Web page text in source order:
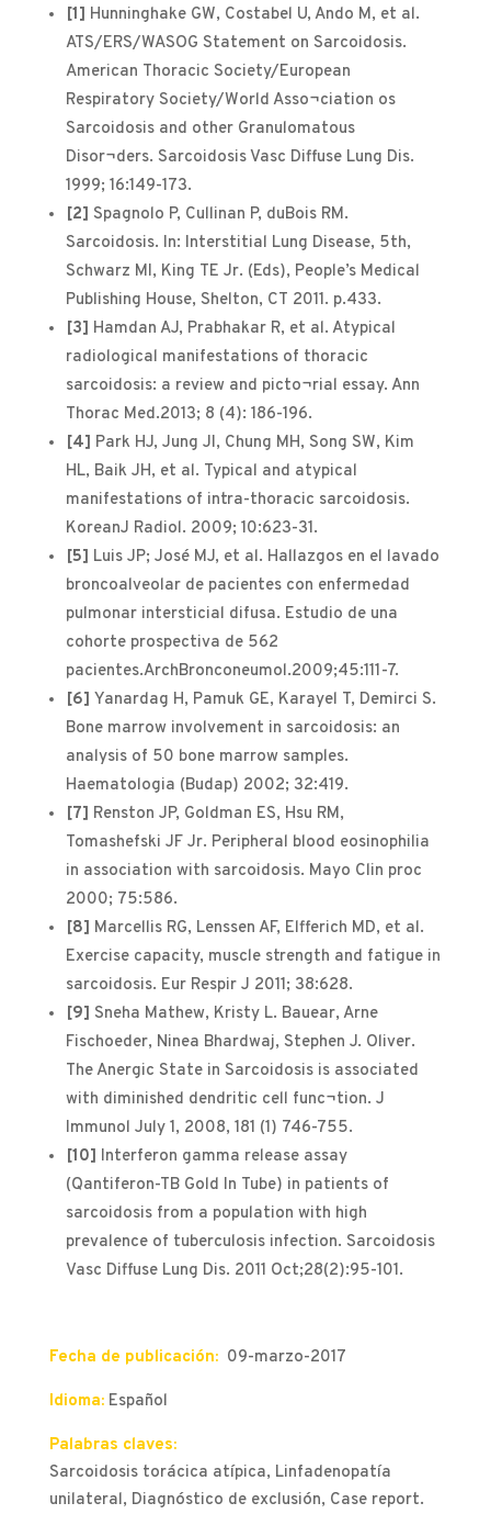
[1] Hunninghake GW, Costabel U, Ando M, et al.
ATS/ERS/WASOG Statement on Sarcoidosis.
American Thoracic Society/European
Respiratory Society/World Asso¬ciation os
Sarcoidosis and other Granulomatous
Disor¬ders. Sarcoidosis Vasc Diffuse Lung Dis.
1999; 16:149-173.
[2] Spagnolo P, Cullinan P, duBois RM.
Sarcoidosis. In: Interstitial Lung Disease, 5th,
Schwarz MI, King TE Jr. (Eds), People’s Medical
Publishing House, Shelton, CT 2011. p.433.
[3] Hamdan AJ, Prabhakar R, et al. Atypical
radiological manifestations of thoracic
sarcoidosis: a review and picto¬rial essay. Ann
Thorac Med.2013; 8 (4): 186-196.
[4] Park HJ, Jung JI, Chung MH, Song SW, Kim
HL, Baik JH, et al. Typical and atypical
manifestations of intra-thoracic sarcoidosis.
KoreanJ Radiol. 2009; 10:623-31.
[5] Luis JP; José MJ, et al. Hallazgos en el lavado
broncoalveolar de pacientes con enfermedad
pulmonar intersticial difusa. Estudio de una
cohorte prospectiva de 562
pacientes.ArchBronconeumol.2009;45:111-7.
[6] Yanardag H, Pamuk GE, Karayel T, Demirci S.
Bone marrow involvement in sarcoidosis: an
analysis of 50 bone marrow samples.
Haematologia (Budap) 2002; 32:419.
[7] Renston JP, Goldman ES, Hsu RM,
Tomashefski JF Jr. Peripheral blood eosinophilia
in association with sarcoidosis. Mayo Clin proc
2000; 75:586.
[8] Marcellis RG, Lenssen AF, Elfferich MD, et al.
Exercise capacity, muscle strength and fatigue in
sarcoidosis. Eur Respir J 2011; 38:628.
[9] Sneha Mathew, Kristy L. Bauear, Arne
Fischoeder, Ninea Bhardwaj, Stephen J. Oliver.
The Anergic State in Sarcoidosis is associated
with diminished dendritic cell func¬tion. J
Immunol July 1, 2008, 181 (1) 746-755.
[10] Interferon gamma release assay
(Qantiferon-TB Gold In Tube) in patients of
sarcoidosis from a population with high
prevalence of tuberculosis infection. Sarcoidosis
Vasc Diffuse Lung Dis. 2011 Oct;28(2):95-101.
Fecha de publicación: 09-marzo-2017
Idioma: Español
Palabras claves:
Sarcoidosis torácica atípica, Linfadenopatía
unilateral, Diagnóstico de exclusión, Case report.